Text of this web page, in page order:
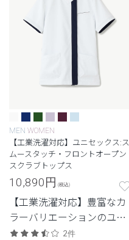
MEN WOMEN
【工業洗濯対応】ユニセックス:ス
ムースタッチ・フロントオープン
スクラブトップス
10,890円 (税込)
【工業洗濯対応】豊富なカ
ラーバリエーションのユニ
セックススクラブ
2件